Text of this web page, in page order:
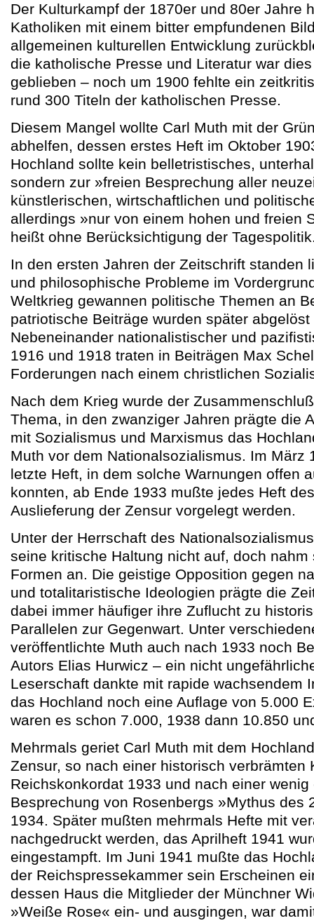
Der Kulturkampf der 1870er und 80er Jahre
Katholiken mit einem bitter empfundenen
allgemeinen kulturellen Entwicklung
die katholische Presse und Literatur war
geblieben – noch um 1900 fehlte ein
rund 300 Titeln der katholischen Presse.
Diesem Mangel wollte Carl Muth mit der
abhelfen, dessen erstes Heft im Oktober
Hochland sollte kein belletristisches,
sondern zur »freien Besprechung aller
künstlerischen, wirtschaftlichen und
allerdings »nur von einem hohen und freien
heißt ohne Berücksichtigung der
In den ersten Jahren der Zeitschrift standen
und philosophische Probleme im
Weltkrieg gewannen politische Themen an
patriotische Beiträge wurden später
Nebeneinander nationalistischer und
1916 und 1918 traten in Beiträgen Max
Forderungen nach einem christlichen
Nach dem Krieg wurde der
Thema, in den zwanziger Jahren prägte die
mit Sozialismus und Marxismus das
Muth vor dem Nationalsozialismus. Im März
letzte Heft, in dem solche Warnungen offen
konnten, ab Ende 1933 mußte jedes Heft
Auslieferung der Zensur vorgelegt werden.
Unter der Herrschaft des
seine kritische Haltung nicht auf, doch
Formen an. Die geistige Opposition gegen
und totalitaristische Ideologien prägte die
dabei immer häufiger ihre Zuflucht zu
Parallelen zur Gegenwart. Unter
veröffentlichte Muth auch nach 1933 noch
Autors Elias Hurwicz – ein nicht
Leserschaft dankte mit rapide wachsendem
das Hochland noch eine Auflage von 5.000
waren es schon 7.000, 1938 dann 10.850
Mehrmals geriet Carl Muth mit dem
Zensur, so nach einer historisch verbrämten
Reichskonkordat 1933 und nach einer wenig
Besprechung von Rosenbergs »Mythus des
1934. Später mußten mehrmals Hefte mit
nachgedruckt werden, das Aprilheft 1941
eingestampft. Im Juni 1941 mußte das
der Reichspressekammer sein Erscheinen
dessen Haus die Mitglieder der Münchner
»Weiße Rose« ein- und ausgingen, war